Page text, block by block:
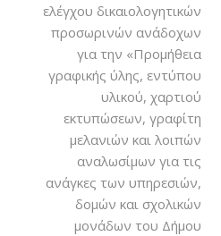
ελέγχου δικαιολογητικών
προσωρινών ανάδοχων
για την «Προμήθεια
γραφικής ύλης, εντύπου
υλικού, χαρτιού
εκτυπώσεων, γραφίτη
μελανιών και λοιπών
αναλωσίμων για τις
ανάγκες των υπηρεσιών,
δομών και σχολικών
μονάδων του Δήμου